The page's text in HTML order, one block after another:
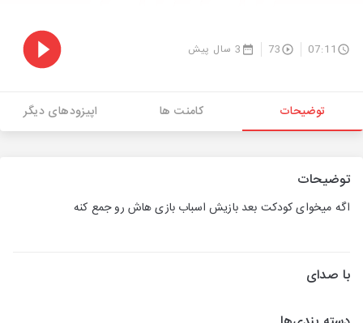
07:11
73 3 سال پیش
توضیحات کامنت ها اپیزودهای دیگر
توضیحات
اگه میخوای کودکت بعد بازیش اسباب بازی هاش رو جمع کنه
با صدای